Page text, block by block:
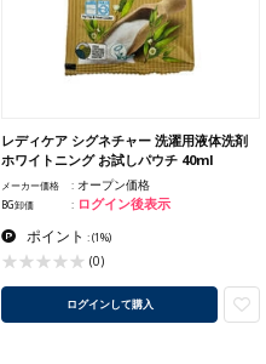
レディケア シグネチャー 洗濯用液体洗剤
ホワイトニング お試しパウチ 40ml
メーカー価格 オープン価格
BG卸価 ログイン後表示
ポイント :(1%)
(0)
ログインして購入